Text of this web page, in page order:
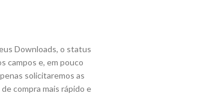
Downloads, o status
campos e, em pouco
solicitaremos as
compra mais rápido e